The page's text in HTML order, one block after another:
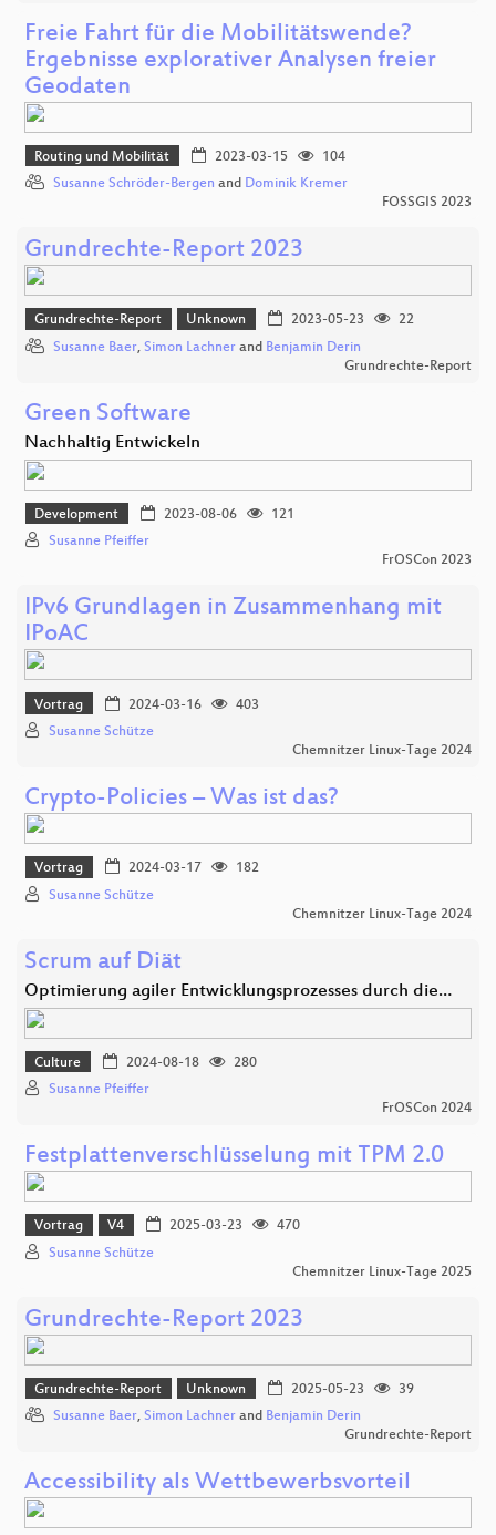
Freie Fahrt für die Mobilitätswende?
Ergebnisse explorativer Analysen freier
Geodaten
Routing und Mobilität 2023-03-15
104
Susanne Schröder-Bergen and Dominik Kremer
FOSSGIS 2023
Grundrechte-Report 2023
Grundrechte-Report Unknown 2023-05-23
22
Susanne Baer, Simon Lachner and Benjamin Derin
Grundrechte-Report
Green Software
Nachhaltig Entwickeln
Development 2023-08-06
121
Susanne Pfeiffer
FrOSCon 2023
IPv6 Grundlagen in Zusammenhang mit
IPoAC
Vortrag 2024-03-16
403
Susanne Schütze
Chemnitzer Linux-Tage 2024
Crypto-Policies – Was ist das?
Vortrag 2024-03-17
182
Susanne Schütze
Chemnitzer Linux-Tage 2024
Scrum auf Diät
Optimierung agiler Entwicklungsprozesses durch die…
Culture 2024-08-18
280
Susanne Pfeiffer
FrOSCon 2024
Festplattenverschlüsselung mit TPM 2.0
Vortrag V4 2025-03-23
470
Susanne Schütze
Chemnitzer Linux-Tage 2025
Grundrechte-Report 2023
Grundrechte-Report Unknown 2025-05-23
39
Susanne Baer, Simon Lachner and Benjamin Derin
Grundrechte-Report
Accessibility als Wettbewerbsvorteil